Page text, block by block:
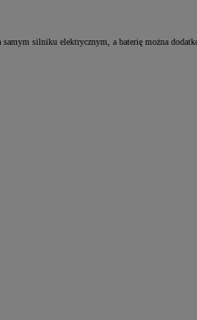
silniku elektrycznym, a baterię można